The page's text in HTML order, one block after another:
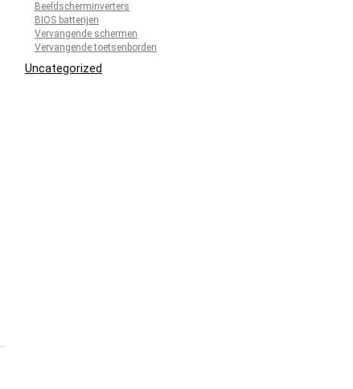
Beeldscherminverters
BIOS batterijen
Vervangende schermen
Vervangende toetsenborden
Uncategorized